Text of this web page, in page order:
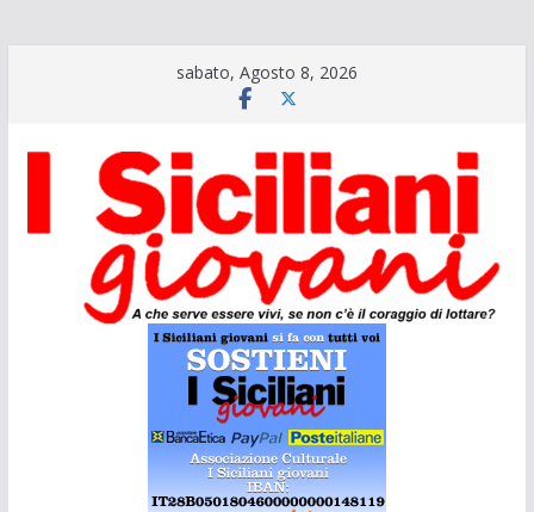
sabato, Agosto 8, 2026